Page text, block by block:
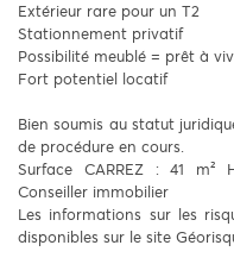
Extérieur rare pour un T2
Stationnement privatif
Possibilité meublé = prêt à
Fort potentiel locatif
Bien soumis au statut
de procédure en cours.
Surface CARREZ : 41
Conseiller immobilier
Les informations sur les
disponibles sur le site